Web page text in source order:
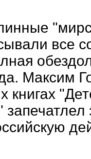
все
Максим
книгах